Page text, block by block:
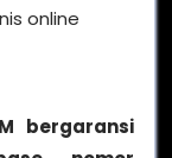
online
bergaransi